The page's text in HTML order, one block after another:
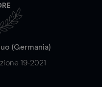
(Germania)
19-2021